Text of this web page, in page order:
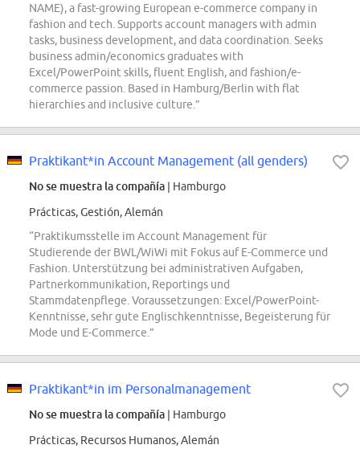
NAME), a fast-growing European e-commerce company in
fashion and tech. Supports account managers with admin
tasks, business development, and data coordination. Seeks
business admin/economics graduates with
Excel/PowerPoint skills, fluent English, and fashion/e-
commerce passion. Based in Hamburg/Berlin with flat
hierarchies and inclusive culture.”
Praktikant*in Account Management (all genders)
No se muestra la compañía | Hamburgo
Prácticas, Gestión, Alemán
“Praktikumsstelle im Account Management für
Studierende der BWL/WiWi mit Fokus auf E-Commerce und
Fashion. Unterstützung bei administrativen Aufgaben,
Partnerkommunikation, Reportings und
Stammdatenpflege. Voraussetzungen: Excel/PowerPoint-
Kenntnisse, sehr gute Englischkenntnisse, Begeisterung für
Mode und E-Commerce.”
Praktikant*in im Personalmanagement
No se muestra la compañía | Hamburgo
Prácticas, Recursos Humanos, Alemán